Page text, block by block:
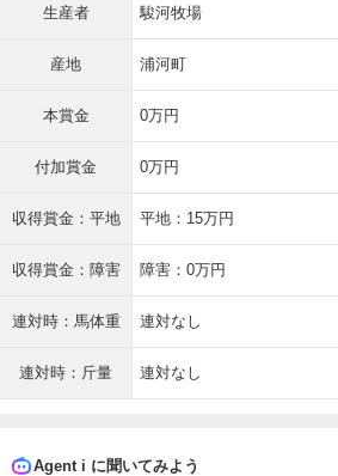
生産者 駿河牧場
産地 浦河町
本賞金 0万円
付加賞金 0万円
収得賞金：平地 平地：15万円
収得賞金：障害 障害：0万円
連対時：馬体重 連対なし
連対時：斤量 連対なし
Agent i に聞いてみよう